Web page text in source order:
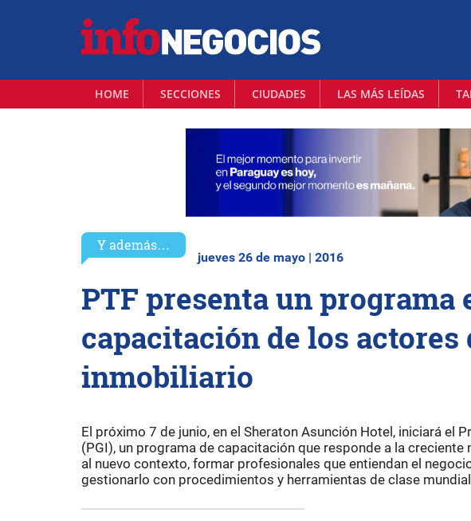
HOME SECCIONES CIUDADES LAS MÁS LEÍDAS
Y además…
jueves 26 de mayo | 2016
PTF presenta un programa
capacitación de los actores
inmobiliario
El próximo 7 de junio, en el Sheraton Asunción Hotel, iniciará el
(PGI), un programa de capacitación que responde a la
al nuevo contexto, formar profesionales que entiendan el
gestionarlo con procedimientos y herramientas de clase